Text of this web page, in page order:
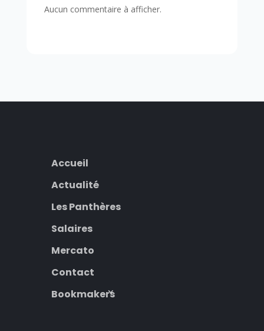
Aucun commentaire à afficher.
Accueil
Actualité
Les Panthères
Salaires
Mercato
Contact
Bookmakers